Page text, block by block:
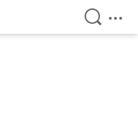
検索を
メ